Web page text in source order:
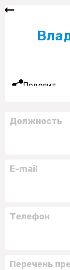
Поделиться
Должность
E-mail
Телефон
Перечень